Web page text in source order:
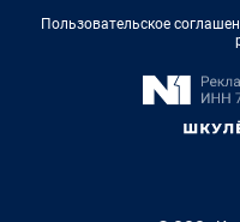
Пользовательское